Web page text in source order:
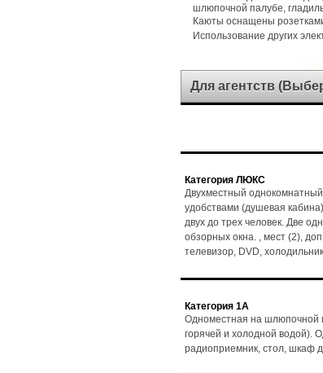
шлюпочной палубе,
Каюты оснащены
Использование других
Для агентств
Категория ЛЮКС
Двухместный
удобствами (душевая
двух до трех человек. Две
обзорных окна. , мест (2),
телевизор, DVD,
Категория 1А
Одноместная на шлюпочной
горячей и холодной водой).
радиоприемник, стол, шкаф